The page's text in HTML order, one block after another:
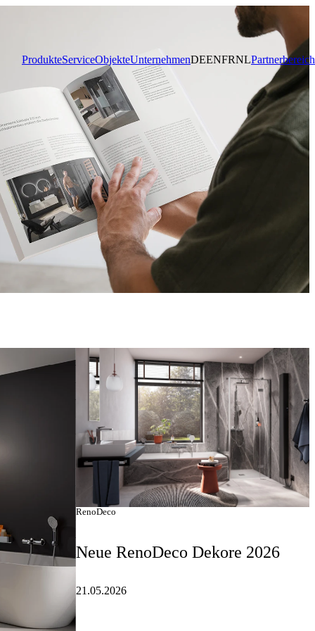
ProdukteServiceObjekteUnternehmenDEENFRNLPartnerbereich
RenoDeco
Neue RenoDeco Dekore 2026
21.05.2026